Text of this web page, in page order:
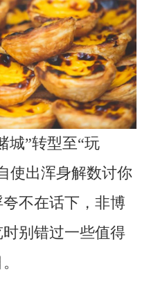
城”转型至“玩
使出浑身解数讨你
不在话下，非博
别错过一些值得